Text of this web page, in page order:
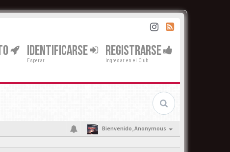
IDENTIFICARSE
Esperar
REGISTRARSE
Ingresar en el Club
Bienvenido,Anonymous